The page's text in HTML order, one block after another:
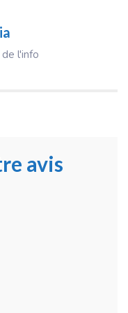
l'info
avis